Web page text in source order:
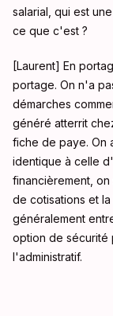
salarial, qui est
ce que c'est ?
[Laurent] En
portage. On n'a
démarches
généré atterrit
fiche de paye. On
identique à celle
financièrement,
de cotisations et
généralement
option de sécurité
l'administratif.